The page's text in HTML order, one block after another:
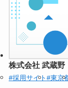
株式会社 武蔵野
#採用サイト#東京